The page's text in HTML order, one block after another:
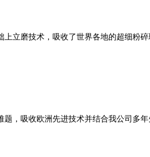
立磨技术，吸收了世界各地的超细粉
，吸收欧洲先进技术并结合我公司多